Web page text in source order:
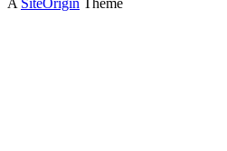
A SiteOrigin Theme